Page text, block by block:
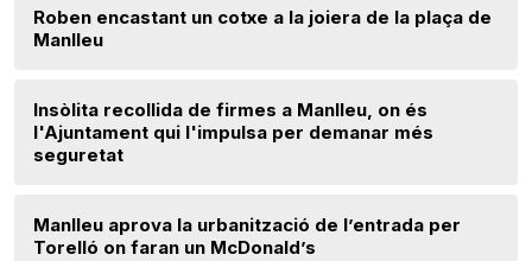
Roben encastant un cotxe a la joiera de la plaça de
Manlleu
Insòlita recollida de firmes a Manlleu, on és
l'Ajuntament qui l'impulsa per demanar més
seguretat
Manlleu aprova la urbanització de l’entrada per
Torelló on faran un McDonald’s